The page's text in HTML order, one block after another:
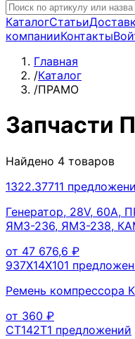
КаталогСтатьи
компанииКонтакты
Главная
/Каталог
/ПРАМО
Запчасти
Найдено 4 товаров
1322.37711
Генератор, 28V, 60A,
ЯМЗ-236, ЯМЗ-238,
от 47 676,6 ₽
937Х14Х101
Ремень компрессора
от 360 ₽
CT142T1 предложений